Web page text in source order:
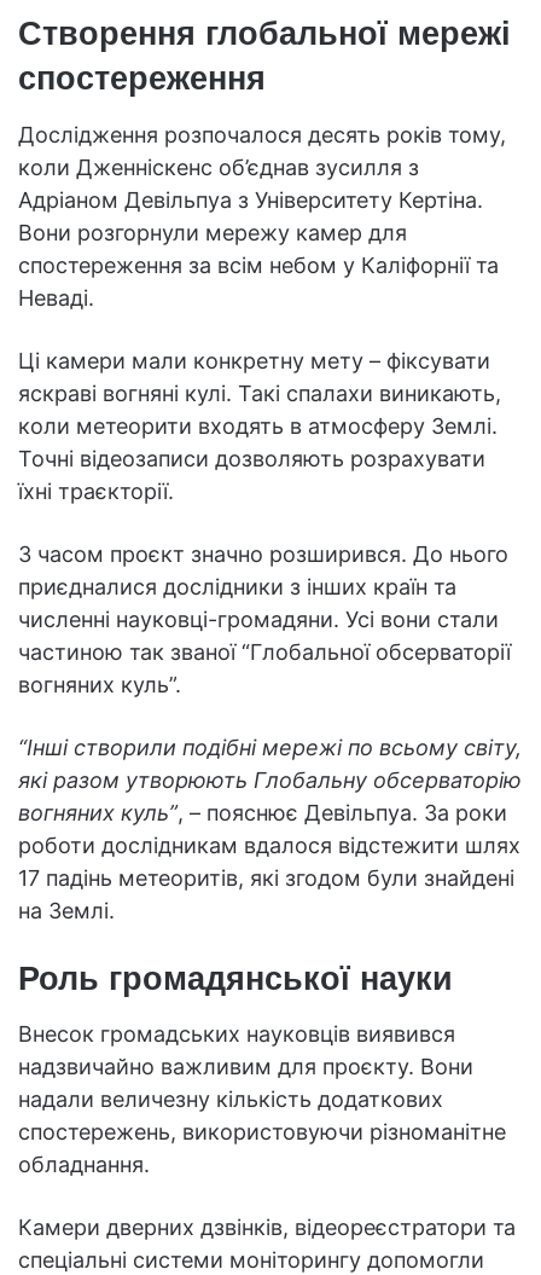
Створення глобальної мережі
спостереження
Дослідження розпочалося десять років тому,
коли Дженніскенс об’єднав зусилля з
Адріаном Девільпуа з Університету Кертіна.
Вони розгорнули мережу камер для
спостереження за всім небом у Каліфорнії та
Неваді.
Ці камери мали конкретну мету – фіксувати
яскраві вогняні кулі. Такі спалахи виникають,
коли метеорити входять в атмосферу Землі.
Точні відеозаписи дозволяють розрахувати
їхні траєкторії.
З часом проєкт значно розширився. До нього
приєдналися дослідники з інших країн та
численні науковці-громадяни. Усі вони стали
частиною так званої “Глобальної обсерваторії
вогняних куль”.
“Інші створили подібні мережі по всьому світу,
які разом утворюють Глобальну обсерваторію
вогняних куль”, – пояснює Девільпуа. За роки
роботи дослідникам вдалося відстежити шлях
17 падінь метеоритів, які згодом були знайдені
на Землі.
Роль громадянської науки
Внесок громадських науковців виявився
надзвичайно важливим для проєкту. Вони
надали величезну кількість додаткових
спостережень, використовуючи різноманітне
обладнання.
Камери дверних дзвінків, відеореєстратори та
спеціальні системи моніторингу допомогли